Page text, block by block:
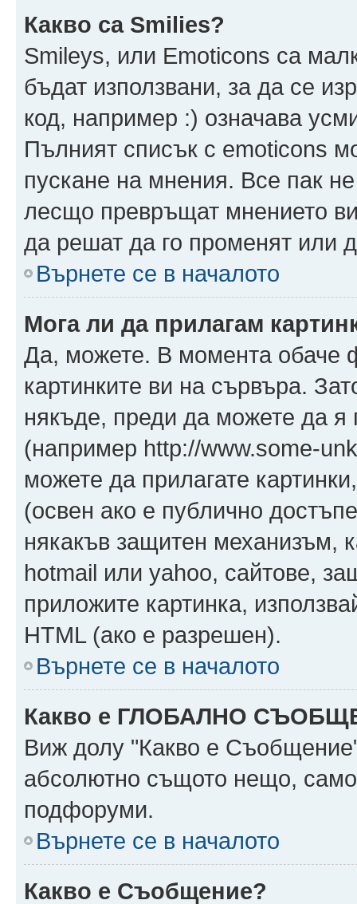
Какво са Smilies?
Smileys, или Emoticons са
бъдат използвани, за да се
код, например :) означава
Пълният списък с emoticons
пускане на мнения. Все пак
лесщо превръщат мнението
да решат да го променят или
Върнете се в началото
Мога ли да прилагам
Да, можете. В момента обаче
картинките ви на сървъра.
някъде, преди да можете да
(например http://www.some-
можете да прилагате
(освен ако е публично
някакъв защитен механизъм,
hotmail или yahoo, сайтове,
приложите картинка,
HTML (ако е разрешен).
Върнете се в началото
Какво е ГЛОБАЛНО
Виж долу "Какво е
абсолютно същото нещо,
подфоруми.
Върнете се в началото
Какво е Съобщение?